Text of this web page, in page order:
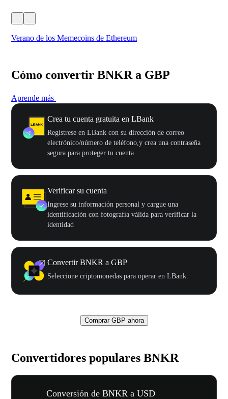
Verano de los Memecoins de Ethereum
Cómo convertir BNKR a GBP
Aprende más
Crea tu cuenta gratuita en LBank
Regístrese en LBank con su dirección de correo
electrónico/número de teléfono,y crea una contraseña
segura para proteger tu cuenta
Verificar su cuenta
Ingrese su información personal y cargue una
identificación con fotografía válida para verificar la
identidad
Convertir BNKR a GBP
Seleccione criptomonedas para operar en LBank.
Comprar GBP ahora
Convertidores populares BNKR
Conversión de BNKR a USD